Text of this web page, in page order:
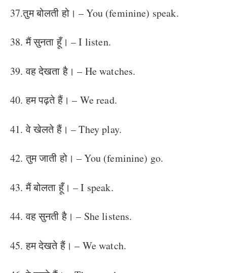
37.तुम बोलती हो। – You (feminine) speak.
38. मैं सुनता हूँ। – I listen.
39. वह देखता है। – He watches.
40. हम पढ़ते हैं। – We read.
41. वे खेलते हैं। – They play.
42. तुम जाती हो। – You (feminine) go.
43. मैं बोलता हूँ। – I speak.
44. वह सुनती है। – She listens.
45. हम देखते हैं। – We watch.